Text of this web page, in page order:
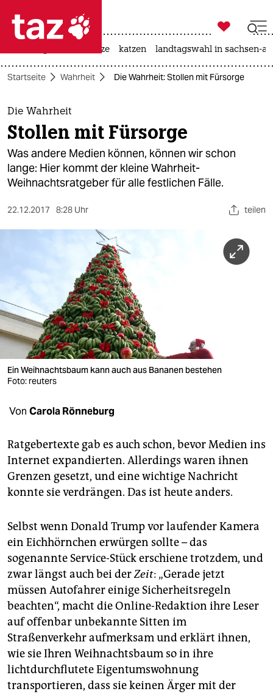
 taz zahl ich
taz zahl ich
themen
politik
öko
nord
wahrheit
verlag
verlag
veranstaltungen
fragen & hilfe
unterstützen
genossenschaft

taz zahl ich
hitze katzen landtagswahl in sachsen-
Startseite Wahrheit Die Wahrheit: Stollen mit Fürsorge
Die Wahrheit
Stollen mit Fürsorge
Was andere Medien können, können wir schon
lange: Hier kommt der kleine Wahrheit-
Weihnachtsratgeber für alle festlichen Fälle.
22.12.2017 8:28 Uhr teilen
Ein Weihnachtsbaum kann auch aus Bananen bestehen
Foto: reuters
Von Carola Rönneburg
Ratgebertexte gab es auch schon, bevor Medien ins
Internet expandierten. Allerdings waren ihnen
Grenzen gesetzt, und eine wichtige Nachricht
konnte sie verdrängen. Das ist heute anders.
Selbst wenn Donald Trump vor laufender Kamera
ein Eichhörnchen erwürgen sollte – das
sogenannte Service-Stück erschiene trotzdem, und
zwar längst auch bei derZeit: „Gerade jetzt
müssen Autofahrer einige Sicherheitsregeln
beachten“, macht die Online-Redaktion ihre Leser
auf offenbar unbekannte Sitten im
Straßenverkehr aufmerksam und erklärt ihnen,
wie sie Ihren Weihnachtsbaum so in ihre
lichtdurchflutete Eigentumswohnung
transportieren, dass sie keinen Ärger mit der